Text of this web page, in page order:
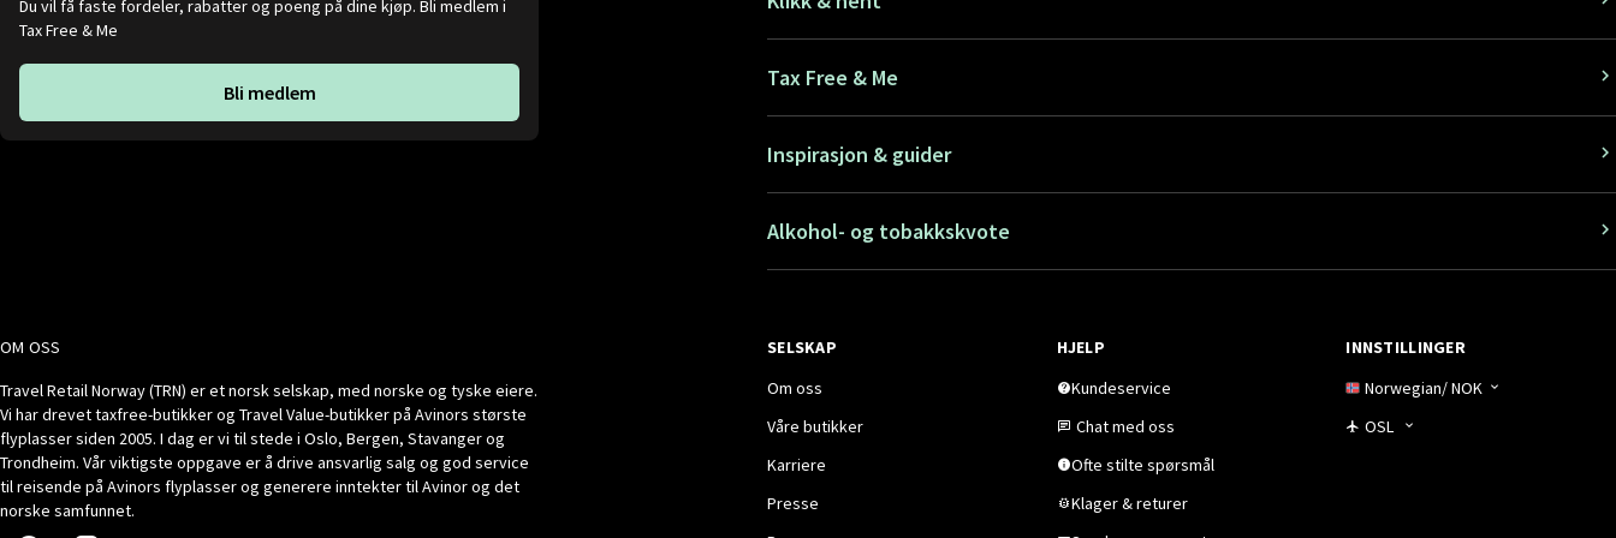
Du vil få faste fordeler, rabatter og poeng på dine kjøp. Bli medlem i
Tax Free & Me
Bli medlem
Tax Free & Me
Inspirasjon & guider
Alkohol- og tobakkskvote
OM OSS
Travel Retail Norway (TRN) er et norsk selskap, med norske og tyske eiere.
Vi har drevet taxfree-butikker og Travel Value-butikker på Avinors største
flyplasser siden 2005. I dag er vi til stede i Oslo, Bergen, Stavanger og
Trondheim. Vår viktigste oppgave er å drive ansvarlig salg og god service
til reisende på Avinors flyplasser og generere inntekter til Avinor og det
norske samfunnet.
SELSKAP
Om oss
Våre butikker
Karriere
Presse
HJELP
Kundeservice
Chat med oss
Ofte stilte spørsmål
Klager & returer
INNSTILLINGER
Norwegian/NOK
OSL